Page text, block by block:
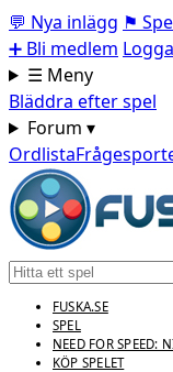
💬 Nya inlägg ⚑
➕ Bli medlem
☰ Meny
Bläddra efter spel
Forum ▾
Ordlista
FUSKA.SE
SPEL
NEED FOR SPEED:
KÖP SPELET